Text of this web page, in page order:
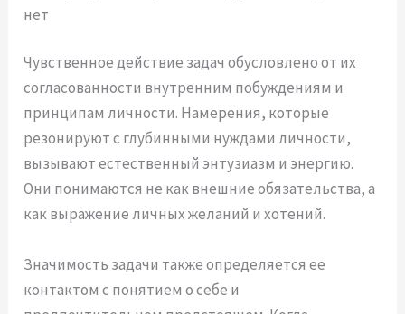
нет
Чувственное действие задач обусловлено от их
согласованности внутренним побуждениям и
принципам личности. Намерения, которые
резонируют с глубинными нуждами личности,
вызывают естественный энтузиазм и энергию.
Они понимаются не как внешние обязательства, а
как выражение личных желаний и хотений.
Значимость задачи также определяется ее
контактом с понятием о себе и